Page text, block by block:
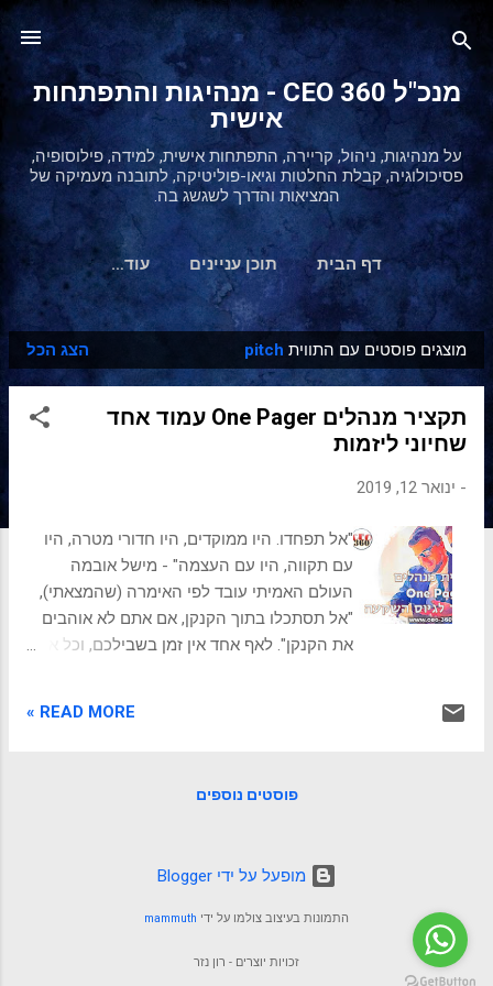
דילוג לתוכן הראשי
מנכ"ל 360 CEO - מנהיגות והתפתחות
אישית
על מנהיגות, ניהול, קריירה, התפתחות אישית, למידה, פילוסופיה,
פסיכולוגיה, קבלת החלטות וגיאו-פוליטיקה, לתובנה מעמיקה של
המציאות והדרך לשגשג בה.
דף הבית תוכן עניינים ‏עוד…
ר
ש
מוצגים פוסטים עם התווית pitch הצג הכל
תקציר מנהלים One Pager עמוד אחד
שחיוני ליזמות
- ינואר 12, 2019
"אל תפחדו. היו ממוקדים, היו חדורי מטרה, היו
עם תקווה, היו עם העצמה" - מישל אובמה
העולם האמיתי עובד לפי האימרה (שהמצאתי),
"אל תסתכלו בתוך הקנקן, אם אתם לא אוהבים
את הקנקן". לאף אחד אין זמן בשבילכם, וכל אחד
מתקבעת עלינו דעה, ויש לנו עד 4 דקות כדי
וכך זה גם כשיזמים מציגים את עצמם
לקבל מהם מימון. איינג'לים ומשקיעים פרטיים
נחשפים לפחות, אך גם הזמן שלהם מועט יותר
ליצירת מצגת מושלמת למשקיעים צעד שני? לכן,
READ MORE »
פוסטים נוספים
‏מופעל על ידי Blogger
התמונות בעיצוב צולמו על ידי mammuth
זכויות יוצרים - רון נזר